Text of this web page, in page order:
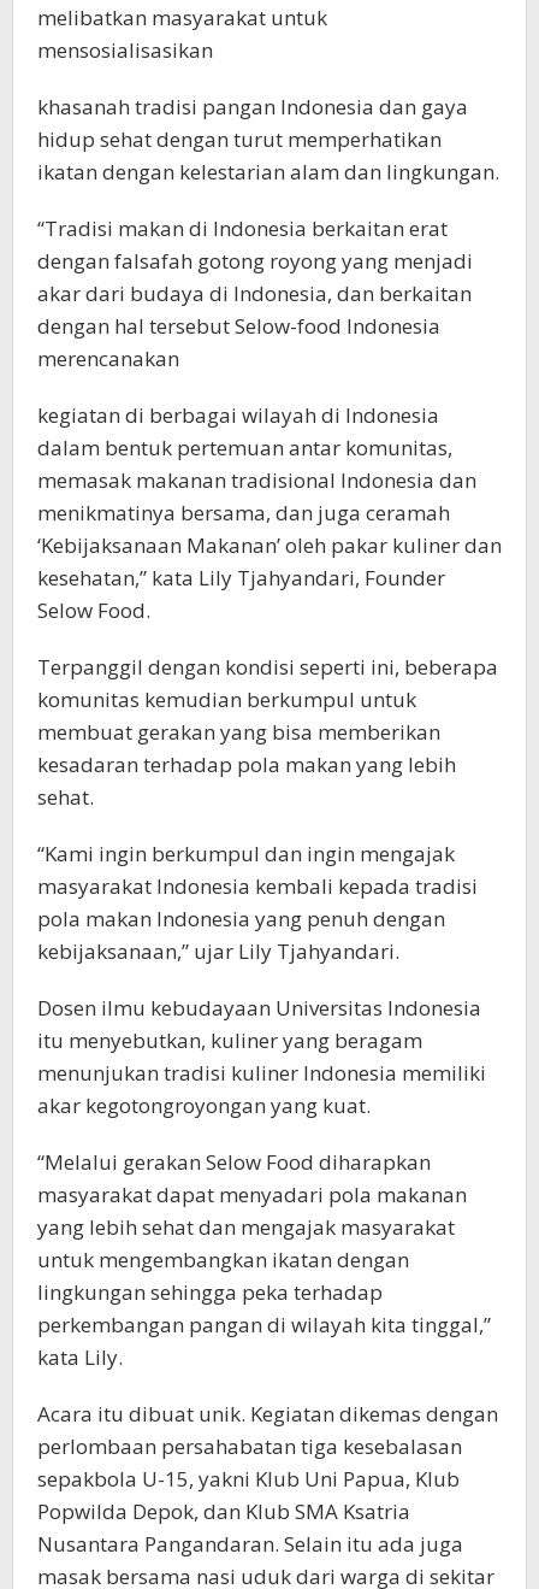
melibatkan masyarakat untuk
mensosialisasikan
khasanah tradisi pangan Indonesia dan gaya
hidup sehat dengan turut memperhatikan
ikatan dengan kelestarian alam dan lingkungan.
“Tradisi makan di Indonesia berkaitan erat
dengan falsafah gotong royong yang menjadi
akar dari budaya di Indonesia, dan berkaitan
dengan hal tersebut Selow-food Indonesia
merencanakan
kegiatan di berbagai wilayah di Indonesia
dalam bentuk pertemuan antar komunitas,
memasak makanan tradisional Indonesia dan
menikmatinya bersama, dan juga ceramah
‘Kebijaksanaan Makanan’ oleh pakar kuliner dan
kesehatan,” kata Lily Tjahyandari, Founder
Selow Food.
Terpanggil dengan kondisi seperti ini, beberapa
komunitas kemudian berkumpul untuk
membuat gerakan yang bisa memberikan
kesadaran terhadap pola makan yang lebih
sehat.
“Kami ingin berkumpul dan ingin mengajak
masyarakat Indonesia kembali kepada tradisi
pola makan Indonesia yang penuh dengan
kebijaksanaan,” ujar Lily Tjahyandari.
Dosen ilmu kebudayaan Universitas Indonesia
itu menyebutkan, kuliner yang beragam
menunjukan tradisi kuliner Indonesia memiliki
akar kegotongroyongan yang kuat.
“Melalui gerakan Selow Food diharapkan
masyarakat dapat menyadari pola makanan
yang lebih sehat dan mengajak masyarakat
untuk mengembangkan ikatan dengan
lingkungan sehingga peka terhadap
perkembangan pangan di wilayah kita tinggal,”
kata Lily.
Acara itu dibuat unik. Kegiatan dikemas dengan
perlombaan persahabatan tiga kesebalasan
sepakbola U-15, yakni Klub Uni Papua, Klub
Popwilda Depok, dan Klub SMA Ksatria
Nusantara Pangandaran. Selain itu ada juga
masak bersama nasi uduk dari warga di sekitar